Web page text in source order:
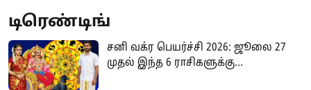
டிரெண்டிங்
சனி வக்ர பெயர்ச்சி 2026: ஜூலை 27
முதல் இந்த 6 ராசிகளுக்கு...